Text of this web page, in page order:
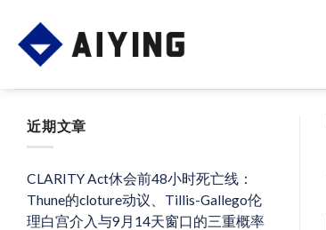
content
近期文章
CLARITY Act休会前48小时死亡线：
Thune的cloture动议、Tillis-Gallego伦
理白宫介入与9月14天窗口的三重概率